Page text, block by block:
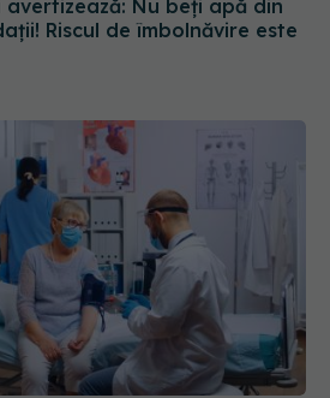
avertizează: Nu beți apă din
Riscul de îmbolnăvire este